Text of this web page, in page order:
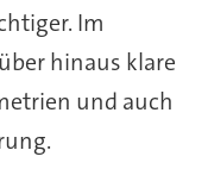
Im
hinaus klare
und auch